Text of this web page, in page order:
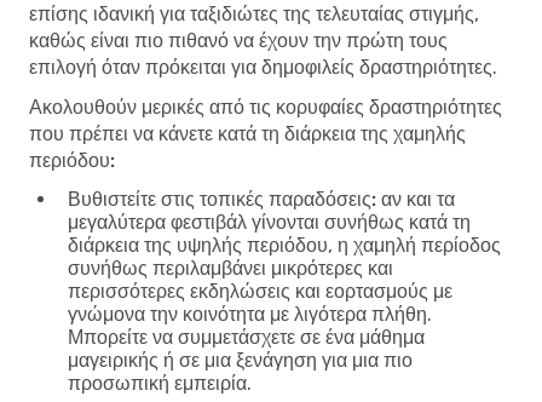
επίσης ιδανική για ταξιδιώτες της τελευταίας στιγμής,
καθώς είναι πιο πιθανό να έχουν την πρώτη τους
επιλογή όταν πρόκειται για δημοφιλείς δραστηριότητες.
Ακολουθούν μερικές από τις κορυφαίες δραστηριότητες
που πρέπει να κάνετε κατά τη διάρκεια της χαμηλής
περιόδου:
Βυθιστείτε στις τοπικές παραδόσεις: αν και τα
μεγαλύτερα φεστιβάλ γίνονται συνήθως κατά τη
διάρκεια της υψηλής περιόδου, η χαμηλή περίοδος
συνήθως περιλαμβάνει μικρότερες και
περισσότερες εκδηλώσεις και εορτασμούς με
γνώμονα την κοινότητα με λιγότερα πλήθη.
Μπορείτε να συμμετάσχετε σε ένα μάθημα
μαγειρικής ή σε μια ξενάγηση για μια πιο
προσωπική εμπειρία.